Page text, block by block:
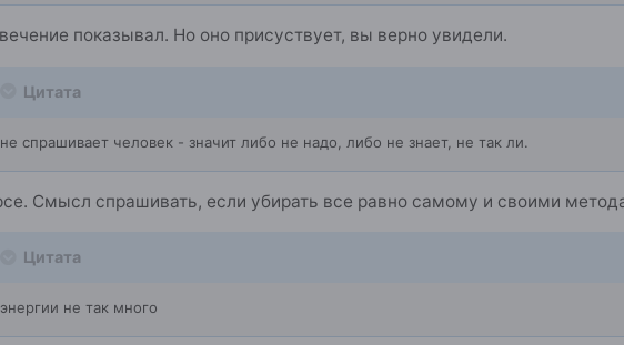
показывал. Но оно присуствует, вы верно увидели.
Цитата
не спрашивает человек - значит либо не надо, либо не знает, не так ли.
Смысл спрашивать, если убирать все равно самому и своими
Цитата
энергии не так много